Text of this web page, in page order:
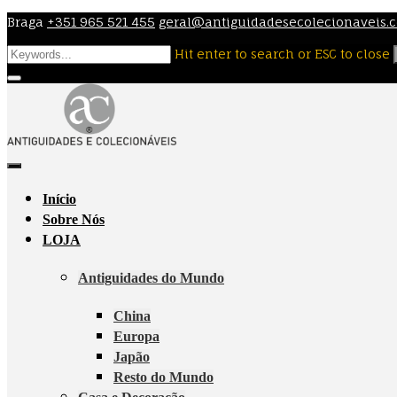
Skip
to
content
Braga +351 965 521 455
Hit enter to search or ESC to close
Início
Sobre Nós
LOJA
Antiguidades do Mundo
China
Europa
Japão
Resto do Mundo